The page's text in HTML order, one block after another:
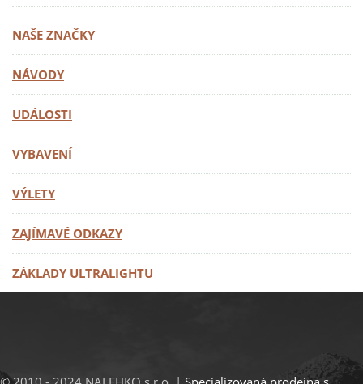
NAŠE ZNAČKY
NÁVODY
UDÁLOSTI
VYBAVENÍ
VÝLETY
ZAJÍMAVÉ ODKAZY
ZÁKLADY ULTRALIGHTU